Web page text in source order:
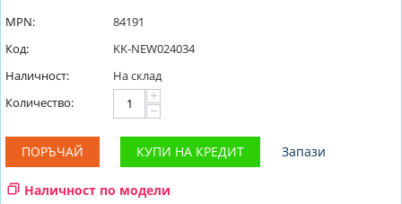
MPN:
84191
Код:
KK-NEW024034
Наличност:
На склад
Количество:
+
−
ПОРЪЧАЙ КУПИ НА КРЕДИТ Запази
Наличност по модели